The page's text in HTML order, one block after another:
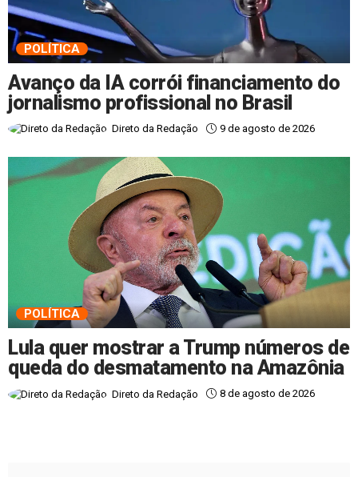
POLÍTICA
Avanço da IA corrói financiamento do
jornalismo profissional no Brasil
Direto da Redação 9 de agosto de 2026
POLÍTICA
Lula quer mostrar a Trump números de
queda do desmatamento na Amazônia
Direto da Redação 8 de agosto de 2026